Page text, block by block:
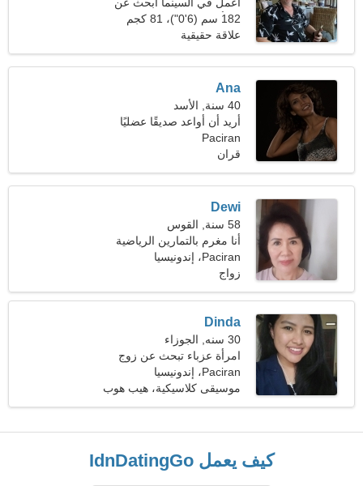
امرأة رائعة
182 سم (6'0")، 81 كجم
(178 رطلا)
علاقة حقيقية
Ana
40 سنة, الأسد
أريد أن أواعد صديقًا عضليًا
Paciran
قران
Dewi
58 سنة, القوس
أنا مغرم بالتمارين الرياضية
والباليه
Paciran، إندونيسيا
زواج
Dinda
30 سنه, الجوزاء
امرأة عزباء تبحث عن زوج
Paciran، إندونيسيا
موسيقى كلاسيكية، هيب هوب
كيف يعمل IdnDatingGo